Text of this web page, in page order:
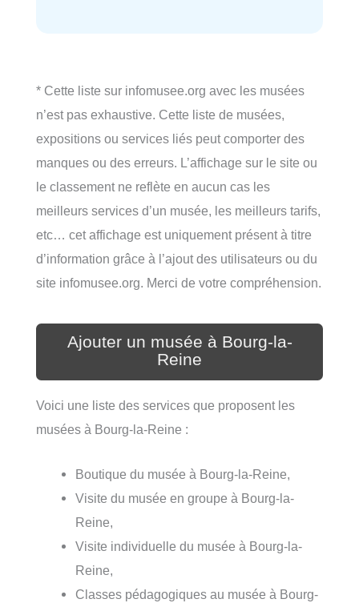
* Cette liste sur infomusee.org avec les musées
n’est pas exhaustive. Cette liste de musées,
expositions ou services liés peut comporter des
manques ou des erreurs. L’affichage sur le site ou
le classement ne reflète en aucun cas les
meilleurs services d’un musée, les meilleurs tarifs,
etc… cet affichage est uniquement présent à titre
d’information grâce à l’ajout des utilisateurs ou du
site infomusee.org. Merci de votre compréhension.
Ajouter un musée à Bourg-la-
Reine
Voici une liste des services que proposent les
musées à Bourg-la-Reine :
Boutique du musée à Bourg-la-Reine,
Visite du musée en groupe à Bourg-la-
Reine,
Visite individuelle du musée à Bourg-la-
Reine,
Classes pédagogiques au musée à Bourg-